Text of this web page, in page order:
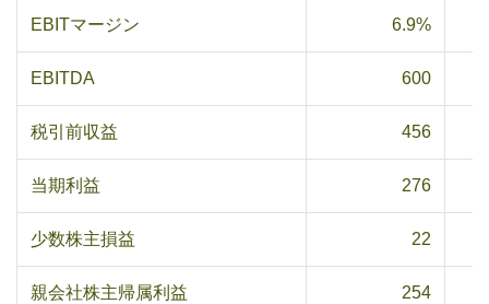
EBITマージン 6.9%
EBITDA 600
税引前収益 456
当期利益 276
少数株主損益 22
親会社株主帰属利益 254